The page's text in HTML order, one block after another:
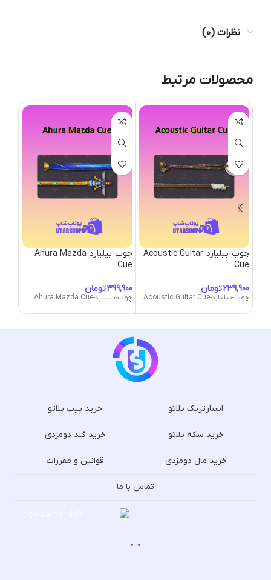
نظرات (0)
محصولات مرتبط
چوب-بیلیارد-Acoustic Guitar
Cue
تومان
چوب-بیلیارد-Acoustic Guitar Cue
چوب-بیلیارد-Ahura Mazda
Cue
تومان
چوب-بیلیارد-Ahura Mazda Cue
استارترپک پلاتو خرید پیپ پلاتو
خرید سکه پلاتو خرید گلد دومزدی
خرید مال دومزدی قوانین و مقررات
تماس با ما